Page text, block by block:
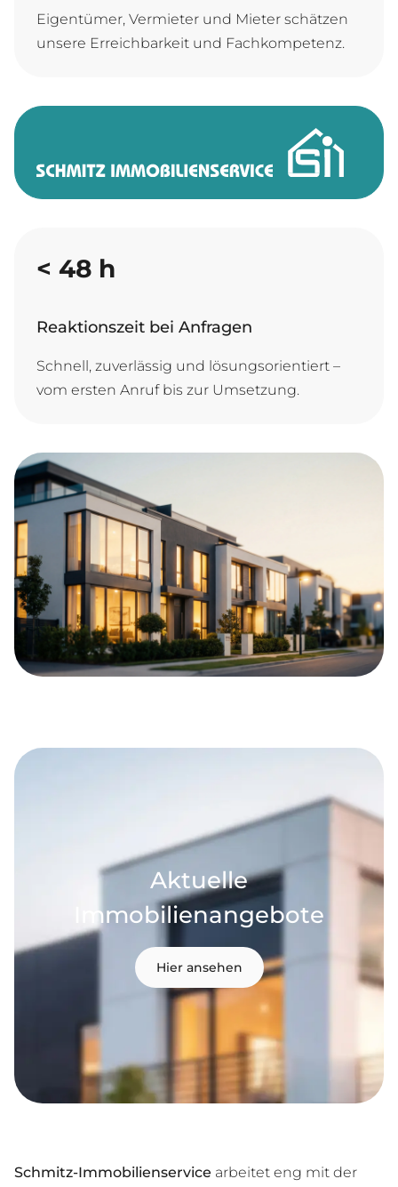
Eigentümer, Vermieter und Mieter schätzen
unsere Erreichbarkeit und Fachkompetenz.
< 48 h
Reaktionszeit bei Anfragen
Schnell, zuverlässig und lösungsorientiert –
vom ersten Anruf bis zur Umsetzung.
Aktuelle
Immobilienangebote
Hier ansehen
Schmitz-Immobilienservice arbeitet eng mit der